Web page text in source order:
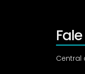
Central